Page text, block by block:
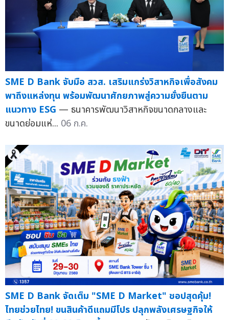
SME D Bank จับมือ สวส. เสริมแกร่งวิสาหกิจเพื่อสังคม
พาถึงแหล่งทุน พร้อมพัฒนาศักยภาพสู่ความยั่งยืนตาม
แนวทาง ESG — ธนาคารพัฒนาวิสาหกิจขนาดกลางและ
ขนาดย่อมแห่... 06 ก.ค.
SME D Bank จัดเต็ม "SME D Market" ชอปสุดคุ้ม!
ไทยช่วยไทย! ขนสินค้าดีแถมมีโปร ปลุกพลังเศรษฐกิจให้